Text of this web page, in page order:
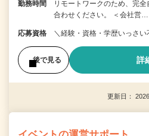
勤務時間
リモートワークのため、完
合わせください。 ＜会社営…
応募資格 ＼経験・資格・学歴いっさい
後で見る 詳
更新日：